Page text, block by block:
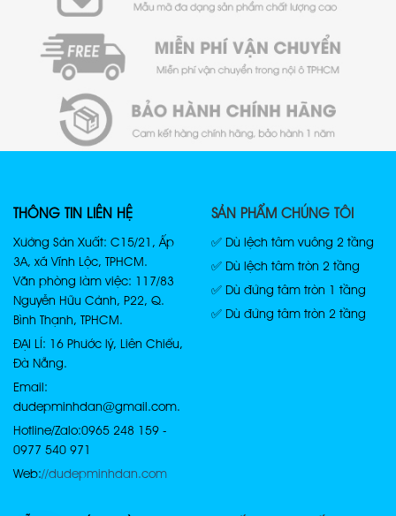
THÔNG TIN LIÊN HỆ
Xưởng Sản Xuất: C15/21, Ấp
3A, xã Vĩnh Lộc, TPHCM.
Văn phòng làm việc: 117/83
Nguyễn Hữu Cảnh, P22, Q.
Bình Thạnh, TPHCM.
ĐẠI LÍ: 16 Phước lý, Liên Chiểu,
Đà Nẵng.
Email:
dudepminhdan@gmail.com.
Hotline/Zalo: 0965 248 159 -
0977 540 971
Web://dudepminhdan.com
SẢN PHẨM CHÚNG TÔI
✅ Dù lệch tâm vuông 2 tầng
✅ Dù lệch tâm tròn 2 tầng
✅ Dù đứng tâm tròn 1 tầng
✅ Dù đứng tâm tròn 2 tầng